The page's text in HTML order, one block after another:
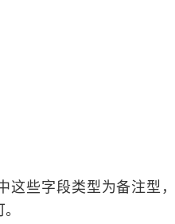
这些字段类型为备注型